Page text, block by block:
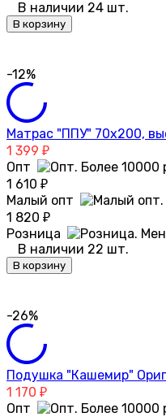
В наличии 24 шт.
В корзину
-12%
Матрас "ППУ" 70х200,
1 399 ₽
Опт
1 610 ₽
Малый опт
1 820 ₽
Розница
В наличии 22 шт.
В корзину
-26%
Подушка "Кашемир"
1 170 ₽
Опт